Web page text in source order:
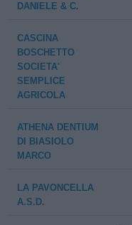
DANIELE & C.
CASCINA
BOSCHETTO
SOCIETA'
SEMPLICE
AGRICOLA
ATHENA DENTIUM
DI BIASIOLO
MARCO
LA PAVONCELLA
A.S.D.